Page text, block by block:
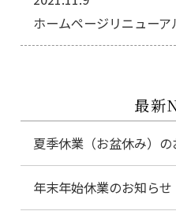
ホームページリニュー
最新
夏季休業（お盆休み）の
年末年始休業のお知らせ